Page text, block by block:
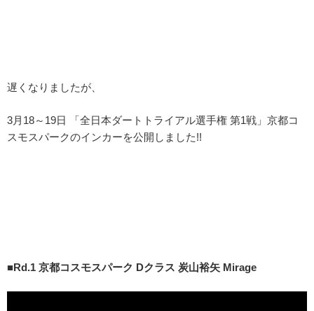
遅くなりましたが、
3月18～19日 「全日本ダートトライアル選手権 第1戦」京都コ
スモスパークのインカーを公開しました!!
■Rd.1 京都コスモスパーク Dクラス 炭山裕矢 Mirage